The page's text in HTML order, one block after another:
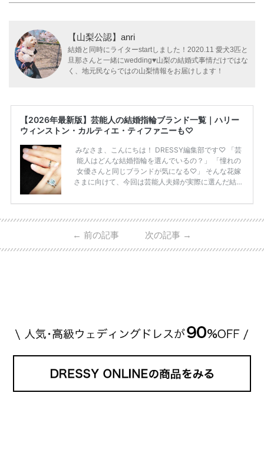
【山梨公認】anri
結婚と同時にライターstartしました！2020.11 愛犬3匹と
旦那さんと一緒にwedding♥山梨の結婚式事情だけではな
く、地元民ならではの山梨情報をお届けします！
【2026年最新版】芸能人の結婚指輪ブランド一覧｜ハリー
ウィンストン・カルティエ・ティファニーも♡
みなさま、こんにちは！ DRESSY編集部です♡ 「芸
能人はどんな結婚指輪を選んでいるの？」 「憧れの
女優さんと同じブランドが気になる♡」 そんな花嫁
さまに向けて、今回は芸能人夫婦が実際に選んだ結婚
ーウィンストンやカルティエ、ティファニーなど世界
日本で人気のブランドまで幅広くご紹介。 さらに、
・愛用している芸能人夫婦 ・リングの特徴や魅力 ・
← 前の記事 次の記事 →